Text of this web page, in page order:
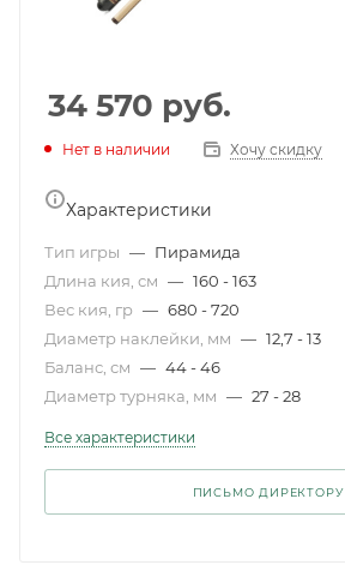
34 570 руб.
Нет в наличии Хочу скидку
Характеристики
Тип игры — Пирамида
Длина кия, см — 160 - 163
Вес кия, гр — 680 - 720
Диаметр наклейки, мм — 12,7 - 13
Баланс, см — 44 - 46
Диаметр турняка, мм — 27 - 28
Все характеристики
ПИСЬМО ДИРЕКТОРУ